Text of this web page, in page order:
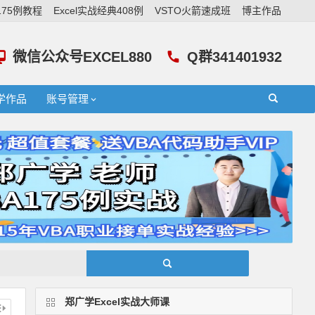
例教程 Excel实战经典408例 VSTO火箭速成班 博主作品
Q群341401932
微信公众号EXCEL880
作品 账号管理
郑广学Excel实战大师课